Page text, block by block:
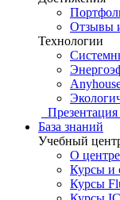
Отзывы
Технологии
База знаний
Учебный
О центре
Курсы и
Курсы